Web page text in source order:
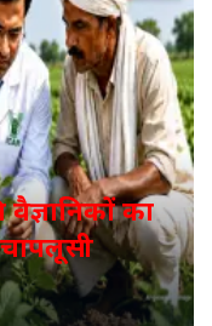
का